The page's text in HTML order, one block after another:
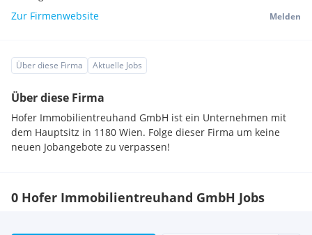
Zur Firmenwebsite
Melden
Über diese Firma Aktuelle Jobs
Über diese Firma
Hofer Immobilientreuhand GmbH ist ein Unternehmen mit
dem Hauptsitz in 1180 Wien. Folge dieser Firma um keine
neuen Jobangebote zu verpassen!
0 Hofer Immobilientreuhand GmbH Jobs